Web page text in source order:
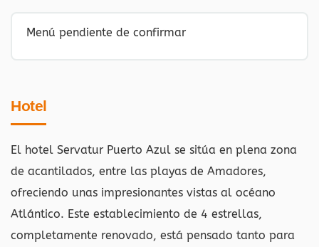
Menú pendiente de confirmar
Hotel
El hotel Servatur Puerto Azul se sitúa en plena zona
de acantilados, entre las playas de Amadores,
ofreciendo unas impresionantes vistas al océano
Atlántico. Este establecimiento de 4 estrellas,
completamente renovado, está pensado tanto para